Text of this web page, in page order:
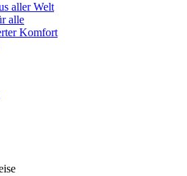
aller Welt
alle
Komfort